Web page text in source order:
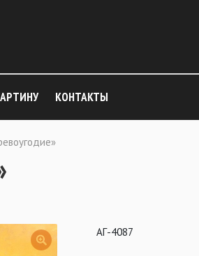
КОНТАКТЫ
АГ-4087